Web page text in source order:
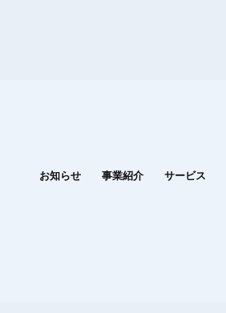
お知らせ 事業紹介 サービス